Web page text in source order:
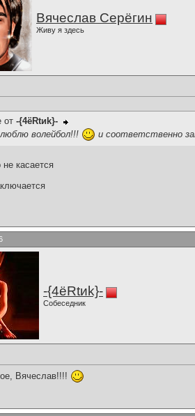
Вячеслав Серёгин
Живу я здесь
от -{4ёRtиk}-
волейбол!!!
и соответственно
касается
-{4ёRtиk}-
Собеседник
Вячеслав!!!!